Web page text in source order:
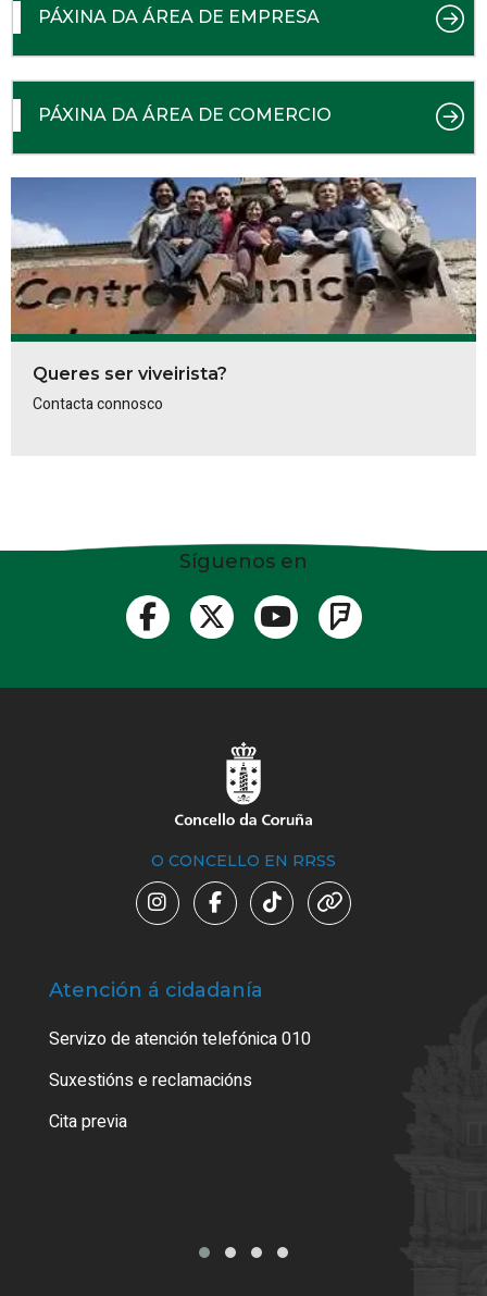
PÁXINA DA ÁREA DE EMPRESA
PÁXINA DA ÁREA DE COMERCIO
Queres ser viveirista?
Contacta connosco
Síguenos en
O CONCELLO EN RRSS
Atención á cidadanía
Servizo de atención telefónica 010
Suxestións e reclamacións
Cita previa